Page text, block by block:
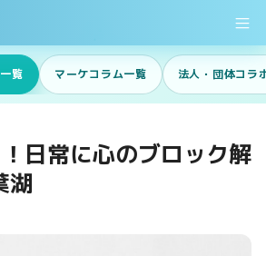
覧 マーケコラム一覧 法人・団体コラ
日常に心のブロック解
湖